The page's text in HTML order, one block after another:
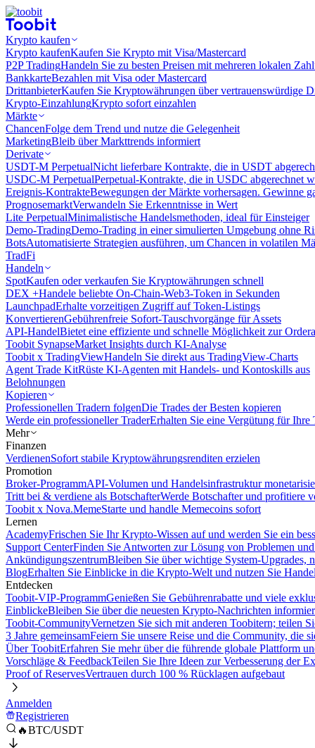
Krypto kaufen
Krypto kaufenKaufen Sie Krypto mit Visa/Mastercard
P2P TradingHandeln Sie zu besten Preisen mit mehreren lokalen
BankkarteBezahlen mit Visa oder Mastercard
DrittanbieterKaufen Sie Kryptowährungen über vertrauenswürdige
Krypto-EinzahlungKrypto sofort einzahlen
Märkte
ChancenFolge dem Trend und nutze die Gelegenheit
MarketingBleib über Markttrends informiert
Derivate
USDT-M PerpetualNicht lieferbare Kontrakte, die in USDT
USDC-M PerpetualPerpetual-Kontrakte, die in USDC abgerechnet
Ereignis-KontrakteBewegungen der Märkte vorhersagen. Gewinne
PrognosemarktVerwandeln Sie Erkenntnisse in Wert
Lite PerpetualMinimalistische Handelsmethoden, ideal für Einsteiger
Demo-TradingDemo-Trading in einer simulierten Umgebung ohne
BotsAutomatisierte Strategien ausführen, um Chancen in volatilen
TradFi
Handeln
SpotKaufen oder verkaufen Sie Kryptowährungen schnell
DEX +Handele beliebte On-Chain-Web3-Token in Sekunden
LaunchpadErhalte vorzeitigen Zugriff auf Token-Listings
KonvertierenGebührenfreie Sofort-Tauschvorgänge für Assets
API-HandelBietet eine effiziente und schnelle Möglichkeit zur
Toobit SynapseMarket Insights durch KI-Analyse
Toobit x TradingViewHandeln Sie direkt aus TradingView-Charts
Agent Trade KitRüste KI-Agenten mit Handels- und Kontoskills aus
Belohnungen
Kopieren
Professionellen Tradern folgenDie Trades der Besten kopieren
Werde ein professioneller TraderErhalten Sie eine Vergütung für Ihre
Mehr
Finanzen
VerdienenSofort stabile Kryptowährungsrenditen erzielen
Promotion
Broker-ProgrammAPI-Volumen und Handelsinfrastruktur
Tritt bei & verdiene als BotschafterWerde Botschafter und profitiere
Toobit x Nova.MemeStarte und handle Memecoins sofort
Lernen
AcademyFrischen Sie Ihr Krypto-Wissen auf und werden Sie ein
Support CenterFinden Sie Antworten zur Lösung von Problemen
AnkündigungszentrumBleiben Sie über wichtige System-Upgrades,
BlogErhalten Sie Einblicke in die Krypto-Welt und nutzen Sie
Entdecken
Toobit-VIP-ProgrammGenießen Sie Gebührenrabatte und viele
EinblickeBleiben Sie über die neuesten Krypto-Nachrichten
Toobit-CommunityVernetzen Sie sich mit anderen Toobitern; teilen
3 Jahre gemeinsamFeiern Sie unsere Reise und die Community, die
Über ToobitErfahren Sie mehr über die führende globale Plattform
Vorschläge & FeedbackTeilen Sie Ihre Ideen zur Verbesserung der
Proof of ReservesVertrauen durch 100 % Rücklagen aufgebaut
Anmelden
Registrieren
🔥BTC/USDT